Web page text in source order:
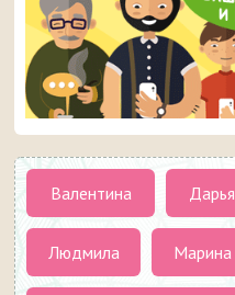
Валентина Дарья
Людмила Марина